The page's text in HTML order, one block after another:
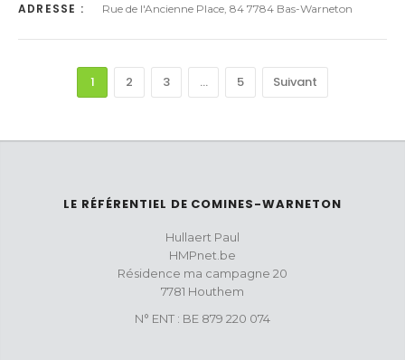
ADRESSE : Rue de l'Ancienne Place, 84 7784 Bas-Warneton
1 2 3 … 5 Suivant
LE RÉFÉRENTIEL DE COMINES-WARNETON
Hullaert Paul
HMPnet.be
Résidence ma campagne 20
7781 Houthem
N° ENT : BE 879 220 074